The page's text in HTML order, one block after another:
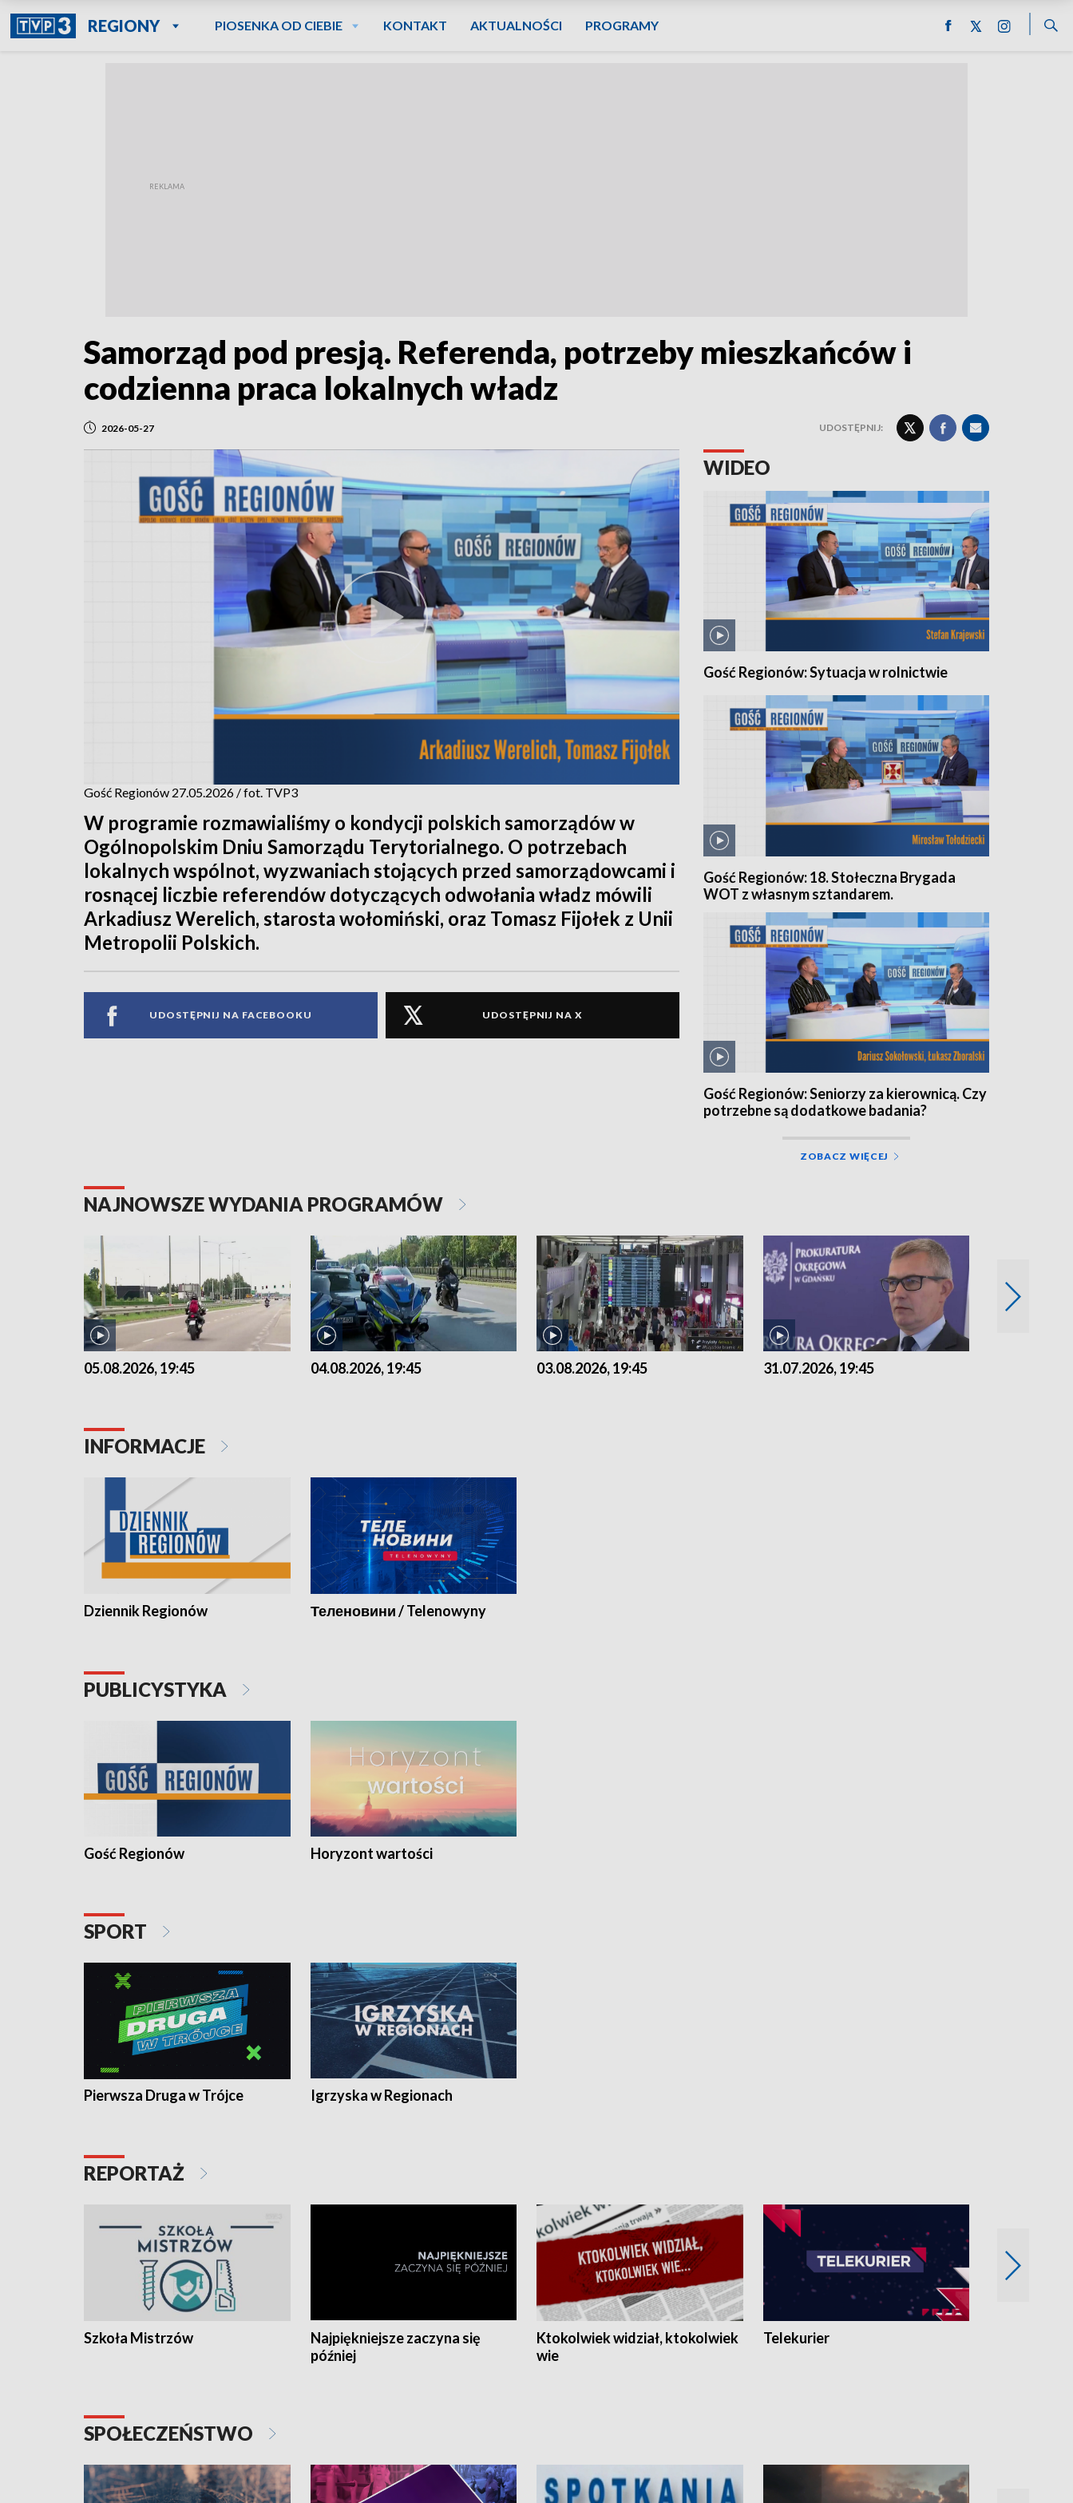
REGIONY PIOSENKA OD CIEBIE KONTAKT AKTUALNOŚCI PROGRAMY
Samorząd pod presją. Referenda, potrzeby mieszkańców i
codzienna praca lokalnych władz
2026-05-27 UDOSTĘPNIJ:
Gość Regionów 27.05.2026 / fot. TVP3
W programie rozmawialiśmy o kondycji polskich samorządów w
Ogólnopolskim Dniu Samorządu Terytorialnego. O potrzebach
lokalnych wspólnot, wyzwaniach stojących przed samorządowcami i
rosnącej liczbie referendów dotyczących odwołania władz mówili
Arkadiusz Werelich, starosta wołomiński, oraz Tomasz Fijołek z Unii
Metropolii Polskich.
UDOSTĘPNIJ NA FACEBOOKU UDOSTĘPNIJ NA X
WIDEO
Gość Regionów: Sytuacja w rolnictwie
Gość Regionów: 18. Stołeczna Brygada
WOT z własnym sztandarem.
Gość Regionów: Seniorzy za kierownicą. Czy
potrzebne są dodatkowe badania?
ZOBACZ WIĘCEJ
NAJNOWSZE WYDANIA PROGRAMÓW
05.08.2026, 19:45 04.08.2026, 19:45 03.08.2026, 19:45 31.07.2026, 19:45
INFORMACJE
Dziennik Regionów Теленовини / Telenowyny
PUBLICYSTYKA
Gość Regionów Horyzont wartości
SPORT
Pierwsza Druga w Trójce Igrzyska w Regionach
REPORTAŻ
Szkoła Mistrzów
Najpiękniejsze zaczyna się
później
Ktokolwiek widział, ktokolwiek
wie
Telekurier
SPOŁECZEŃSTWO